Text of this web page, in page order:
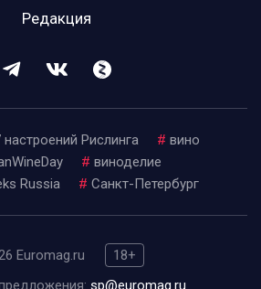
Редакция
настроений Рислинга # вино
# виноделие
Russia # Санкт-Петербург
Euromag.ru
18+
sp@euromag.ru